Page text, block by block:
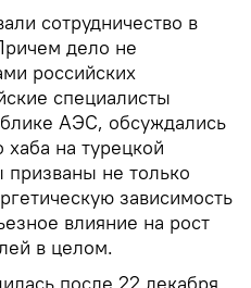
сотрудничество в
дело не
российских
специалисты
АЭС, обсуждались
хаба на турецкой
призваны не только
зависимость
влияние на рост
в целом.